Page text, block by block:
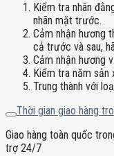
Kiểm tra nhãn
nhãn mặt trước.
Cảm nhận hương
cả trước và sau,
Cảm nhận hương
Kiểm tra năm sản
Trung thành với
Thời gian giao hàng
Giao hàng toàn quốc
trợ 24/7